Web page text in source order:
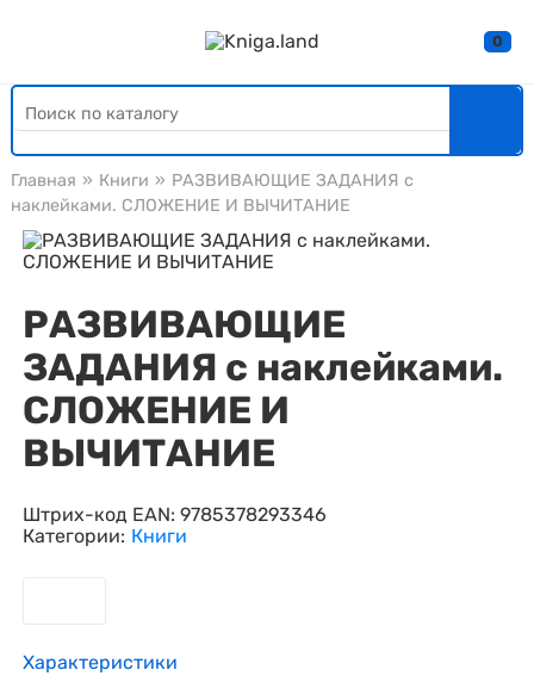
0
Главная » Книги » РАЗВИВАЮЩИЕ ЗАДАНИЯ с
наклейками. СЛОЖЕНИЕ И ВЫЧИТАНИЕ
РАЗВИВАЮЩИЕ
ЗАДАНИЯ с наклейками.
СЛОЖЕНИЕ И
ВЫЧИТАНИЕ
Штрих-код EAN: 9785378293346
Категории: Книги
Характеристики